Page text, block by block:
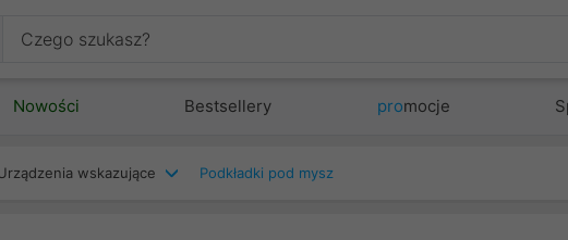
Nowości Bestsellery promocje
wskazujące Podkładki pod mysz